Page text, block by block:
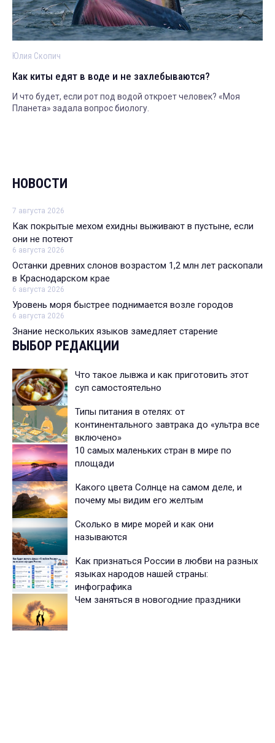
Юлия Скопич
Как киты едят в воде и не захлебываются?
И что будет, если рот под водой откроет человек? «Моя
Планета» задала вопрос биологу.
НОВОСТИ
7 августа 2026
Как покрытые мехом ехидны выживают в пустыне, если
они не потеют
6 августа 2026
Останки древних слонов возрастом 1,2 млн лет раскопали
в Краснодарском крае
6 августа 2026
Уровень моря быстрее поднимается возле городов
6 августа 2026
Знание нескольких языков замедляет старение
ВЫБОР РЕДАКЦИИ
Что такое лывжа и как приготовить этот
суп самостоятельно
Типы питания в отелях: от
континентального завтрака до «ультра все
включено»
10 самых маленьких стран в мире по
площади
Какого цвета Солнце на самом деле, и
почему мы видим его желтым
Сколько в мире морей и как они
называются
Как признаться России в любви на разных
языках народов нашей страны:
инфографика
Чем заняться в новогодние праздники